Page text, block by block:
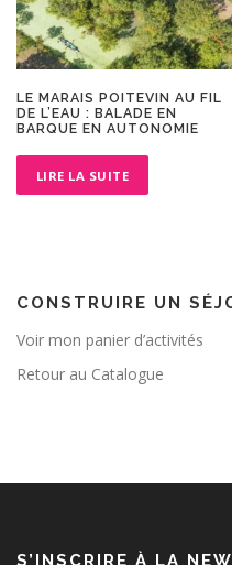
LE MARAIS POITEVIN AU FIL
DE L’EAU : BALADE EN
BARQUE EN AUTONOMIE
LIRE LA SUITE
CONSTRUIRE UN
Voir mon panier d’activités
Retour au Catalogue